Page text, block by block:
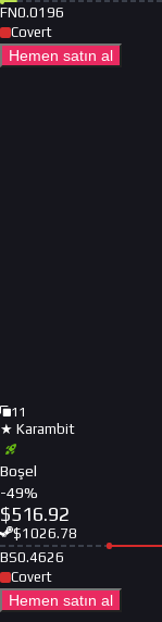
FN0.0196
Covert
Hemen satın al
11
★ Karambit
Boşel
-49%
$516.92
$1026.78
BS0.4626
Covert
Hemen satın al